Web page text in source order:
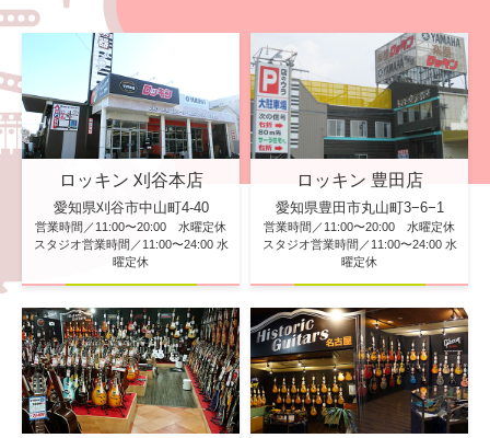
ロッキン 刈谷本店
愛知県刈谷市中山町4-40
営業時間／11:00〜20:00 水曜定休
スタジオ営業時間／11:00〜24:00 水
曜定休
ロッキン 豊田店
愛知県豊田市丸山町3−6−1
営業時間／11:00〜20:00 水曜定休
スタジオ営業時間／11:00〜24:00 水
曜定休